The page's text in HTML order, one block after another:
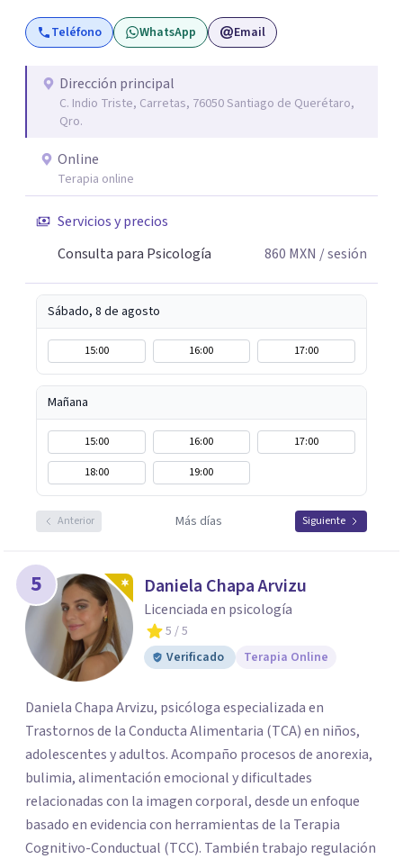
preocupa y lograr tus objetivos más pronto de lo que
imaginas. Contáctame por Wahtsapp. Puedo ayudarte.
Teléfono WhatsApp Email
Dirección principal
C. Indio Triste, Carretas, 76050 Santiago de Querétaro,
Qro.
Online
Terapia online
Servicios y precios
Consulta para Psicología
860 MXN / sesión
Sábado, 8 de agosto
15:00 16:00 17:00
Mañana
15:00 16:00
17:00
18:00
19:00
Anterior Más días Siguiente
5 Daniela Chapa Arvizu
Licenciada en psicología
5 / 5
Verificado
Terapia Online
Daniela Chapa Arvizu, psicóloga especializada en
Trastornos de la Conducta Alimentaria (TCA) en niños,
adolescentes y adultos. Acompaño procesos de anorexia,
bulimia, alimentación emocional y dificultades
relacionadas con la imagen corporal, desde un enfoque
basado en evidencia con herramientas de la Terapia
Cognitivo-Conductual (TCC). También trabajo regulación